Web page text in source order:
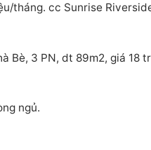
tháng. cc Sunrise
Bè, 3 PN, dt 89m2, giá 18
ngủ.